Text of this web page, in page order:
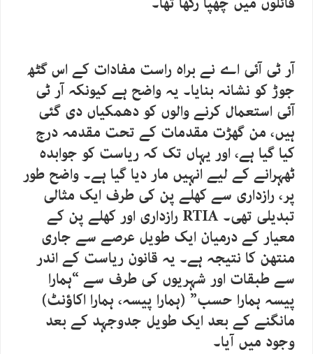
آر ٹی آئی اے نے براہ راست مفادات کے اس گٹھ
جوڑ کو نشانہ بنایا۔ یہ واضح ہے کیونکہ آر ٹی
آئی استعمال کرنے والوں کو دھمکیاں دی گئی
ہیں، من گھڑت مقدمات کے تحت مقدمہ درج
کیا گیا ہے، اور یہاں تک کہ ریاست کو جوابدہ
ٹھہرانے کے لیے انہیں مار دیا گیا ہے۔ واضح طور
پر، رازداری سے کھلے پن کی طرف ایک مثالی
تبدیلی تھی۔ RTIA رازداری اور کھلے پن کے
معیار کے درمیان ایک طویل عرصے سے جاری
منتھن کا نتیجہ ہے۔ یہ قانون ریاست کے اندر
سے طبقات اور شہریوں کی طرف سے “ہمارا
پیسہ ہمارا حسب” (ہمارا پیسہ، ہمارا اکاؤنٹ)
مانگنے کے بعد ایک طویل جدوجہد کے بعد
وجود میں آیا۔